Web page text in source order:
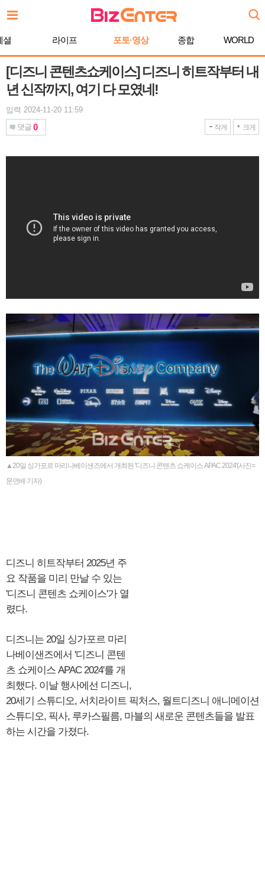
문
로
기
셜 라이프 포토·영상 종합 WORLD
[디즈니 콘텐츠쇼케이스] 디즈니 히트작부터 내
년 신작까지, 여기 다 모였네!
입력 2024-11-20 11:59
댓글 0 작게 크게
▲20일 싱가포르 마리나베이샌즈에서 개최된 '디즈니 콘텐츠 쇼케이스 APAC 2024'(사진=
문연배 기자)
디즈니 히트작부터 2025년 주
요 작품을 미리 만날 수 있는
'디즈니 콘텐츠 쇼케이스'가 열
렸다.
디즈니는 20일 싱가포르 마리
나베이샌즈에서 '디즈니 콘텐
츠 쇼케이스 APAC 2024'를 개
최했다. 이날 행사에선 디즈니,
20세기 스튜디오, 서치라이트 픽처스, 월트디즈니 애니메이션
스튜디오, 픽사, 루카스필름, 마블의 새로운 콘텐츠들을 발표
하는 시간을 가졌다.